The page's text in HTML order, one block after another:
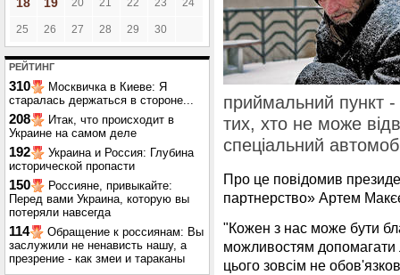
20 21 22 23 24
25 26 27 28 29 30
РЕЙТИНГ
310
Москвичка в Киеве: Я
старалась держаться в стороне...
208
Итак, что происходит в
Украине на самом деле
192
Украина и Россия: Глубина
исторической пропасти
150
Россияне, привыкайте:
Перед вами Украина, которую вы
потеряли навсегда
114
Обращение к россиянам: Вы
заслужили не ненависть нашу, а
презрение - как змеи и тараканы
приймальний пункт -
тих, хто не може
спеціальний
Про це повідомив
партнерство» Артем
"Кожен з нас може бути
можливостям допомагати
цього зовсім не